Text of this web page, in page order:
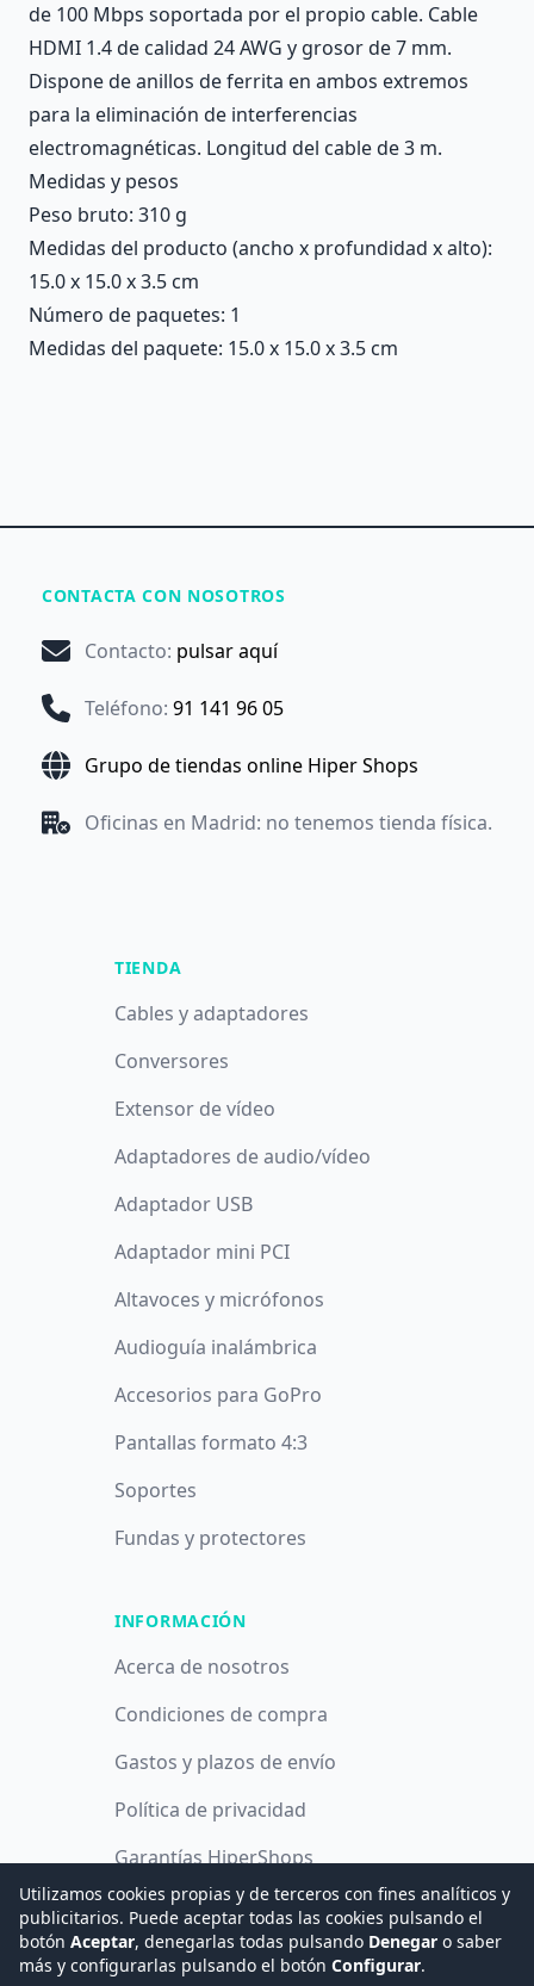
de 100 Mbps soportada por el propio cable. Cable
HDMI 1.4 de calidad 24 AWG y grosor de 7 mm.
Dispone de anillos de ferrita en ambos extremos
para la eliminación de interferencias
electromagnéticas. Longitud del cable de 3 m.
Medidas y pesos
Peso bruto: 310 g
Medidas del producto (ancho x profundidad x alto):
15.0 x 15.0 x 3.5 cm
Número de paquetes: 1
Medidas del paquete: 15.0 x 15.0 x 3.5 cm
CONTACTA CON NOSOTROS
Contacto: pulsar aquí
Teléfono: 91 141 96 05
Grupo de tiendas online Hiper Shops
Oficinas en Madrid: no tenemos tienda física.
TIENDA
Cables y adaptadores
Conversores
Extensor de vídeo
Adaptadores de audio/vídeo
Adaptador USB
Adaptador mini PCI
Altavoces y micrófonos
Audioguía inalámbrica
Accesorios para GoPro
Pantallas formato 4:3
Soportes
Fundas y protectores
INFORMACIÓN
Acerca de nosotros
Condiciones de compra
Gastos y plazos de envío
Política de privacidad
Garantías HiperShops
Política de cookies
Utilizamos cookies propias y de terceros con fines analíticos y
publicitarios. Puede aceptar todas las cookies pulsando el
botón Aceptar, denegarlas todas pulsando Denegar o saber
más y configurarlas pulsando el botón Configurar.